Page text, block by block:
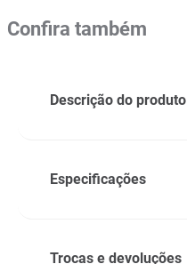
Confira também
Descrição do produto
Especificações
Trocas e devoluções